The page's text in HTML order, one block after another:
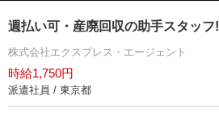
週払い可・産廃回収の助手スタッフ!
株式会社エクスプレス・エージェント
時給1,750円
派遣社員 / 東京都